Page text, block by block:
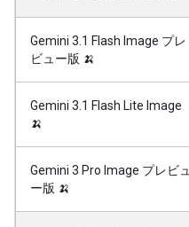
Gemini 3.1 Flash Image プレ
ビュー版 🍌
Gemini 3.1 Flash Lite Image
🍌
Gemini 3 Pro Image プレビュ
ー版 🍌